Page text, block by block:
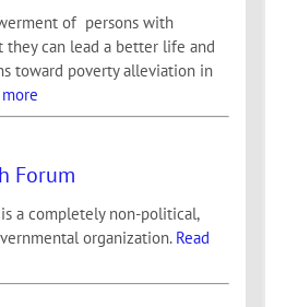
of persons with
they can lead a better life and
toward poverty alleviation in
more
Forum
a completely non-political,
organization. Read